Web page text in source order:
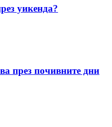
уикенда?
през почивните дни